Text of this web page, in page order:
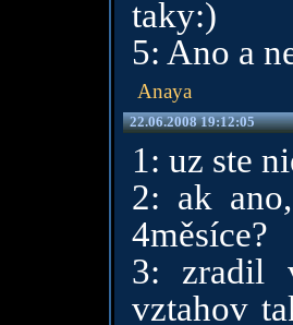
taky:)
5: Ano a
Anaya
22.06.2008 19:12:05
1: uz ste
2: ak
4měsíce?
3: zradil
vztahov